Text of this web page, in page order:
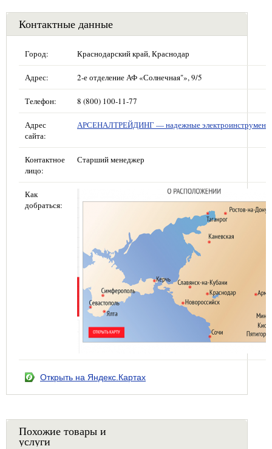
Контактные данные
Город: Краснодарский край, Краснодар
Адрес: 2-е отделение АФ «Солнечная"», 9/5
Телефон: 8 (800) 100-11-77
Адрес
сайта:
АРСЕНАЛТРЕЙДИНГ — надежные
Контактное
лицо:
Старший менеджер
Как
добраться:
Открыть на Яндекс.Картах
Похожие товары и
услуги